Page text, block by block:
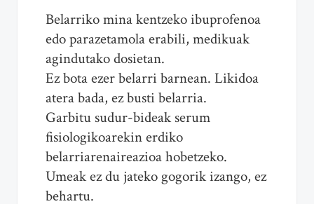
Belarriko mina kentzeko ibuprofenoa
edo parazetamola erabili, medikuak
agindutako dosietan.
Ez bota ezer belarri barnean. Likidoa
atera bada, ez busti belarria.
Garbitu sudur-bideak serum
fisiologikoarekin erdiko
belarriarenaireazioa hobetzeko.
Umeak ez du jateko gogorik izango, ez
behartu.